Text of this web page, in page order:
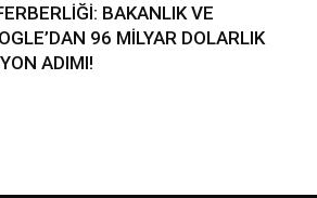
BAKANLIK VE
96 MİLYAR DOLARLIK
ADIMI!